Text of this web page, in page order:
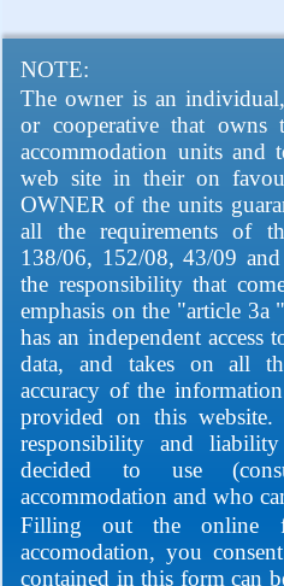
NOTE:
The owner is an
or cooperative that owns
accommodation units and
web site in their on
OWNER of the units
all the requirements of
138/06, 152/08, 43/09
the responsibility that
emphasis on the "article
has an independent
data, and takes on all
accuracy of the
provided on this website.
responsibility and
decided to use
accommodation and who
Filling out the online
accomodation, you
contained in this form can